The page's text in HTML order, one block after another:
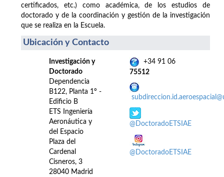
certificados, etc.) como académica, de los estudios de
doctorado y de la coordinación y gestión de la investigación
que se realiza en la Escuela.
Ubicación y Contacto
Investigación y
Doctorado
Dependencia
B122, Planta 1º -
Edificio B
ETS Ingeniería
Aeronáutica y
del Espacio
Plaza del
Cardenal
Cisneros, 3
28040 Madrid
+34 91 06
75512
@DoctoradoETSIAE
@DoctoradoETSIAE